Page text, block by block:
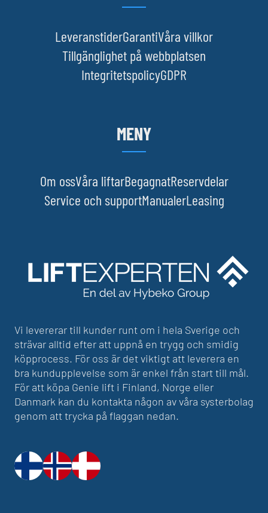
LeveranstiderGarantiVåra villkor
Tillgänglighet på webbplatsen
IntegritetspolicyGDPR
MENY
Om ossVåra liftarBegagnatReservdelar
Service och supportManualerLeasing
Vi levererar till kunder runt om i hela Sverige och
strävar alltid efter att uppnå en trygg och smidig
köpprocess. För oss är det viktigt att leverera en
bra kundupplevelse som är enkel från start till mål.
För att köpa Genie lift i Finland, Norge eller
Danmark kan du kontakta någon av våra systerbolag
genom att trycka på flaggan nedan.